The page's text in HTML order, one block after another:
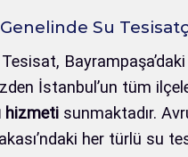
Su
Bayrampaşa’daki
İstanbul’un tüm
hizmeti sunmaktadır.
her türlü su